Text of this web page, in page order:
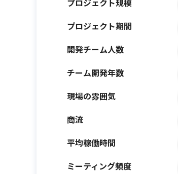
プロジェクト規模
プロジェクト期間
開発チーム人数
チーム開発年数
現場の雰囲気
商流
平均稼働時間
ミーティング頻度